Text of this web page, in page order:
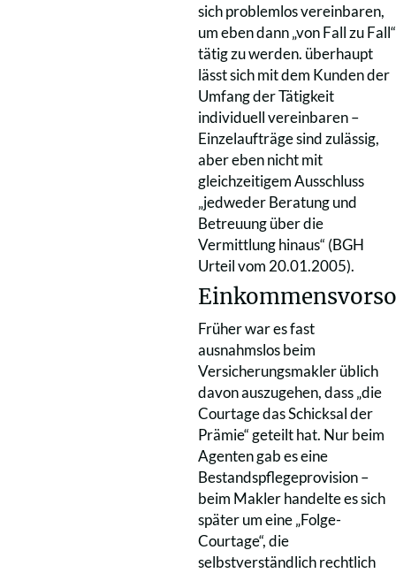
sich problemlos vereinbaren,
um eben dann „von Fall zu Fall“
tätig zu werden. überhaupt
lässt sich mit dem Kunden der
Umfang der Tätigkeit
individuell vereinbaren –
Einzelaufträge sind zulässig,
aber eben nicht mit
gleichzeitigem Ausschluss
„jedweder Beratung und
Betreuung über die
Vermittlung hinaus“ (BGH
Urteil vom 20.01.2005).
Früher war es fast
ausnahmslos beim
Versicherungsmakler üblich
davon auszugehen, dass „die
Courtage das Schicksal der
Prämie“ geteilt hat. Nur beim
Agenten gab es eine
Bestandspflegeprovision –
beim Makler handelte es sich
später um eine „Folge-
Courtage“, die
selbstverständlich rechtlich